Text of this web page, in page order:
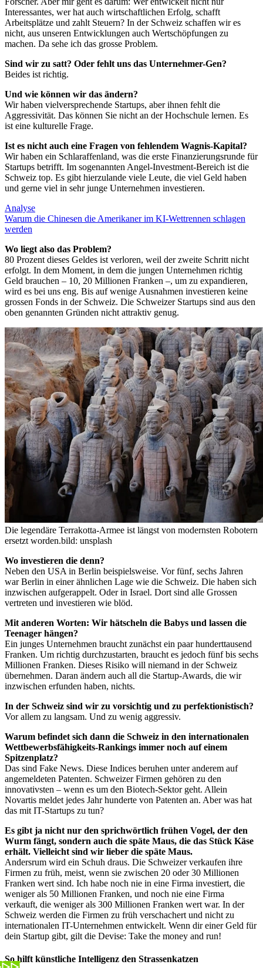
Interessantes, wer hat auch wirtschaftlichen Erfolg, schafft
Arbeitsplätze und zahlt Steuern? In der Schweiz schaffen wir es
nicht, aus unseren Entwicklungen auch Wertschöpfungen zu
machen. Da sehe ich das grosse Problem.
Sind wir zu satt? Oder fehlt uns das Unternehmer-Gen?
Beides ist richtig.
Und wie können wir das ändern?
Wir haben vielversprechende Startups, aber ihnen fehlt die
Aggressivität. Das können Sie nicht an der Hochschule lernen. Es
ist eine kulturelle Frage.
Ist es nicht auch eine Fragen von fehlendem Wagnis-Kapital?
Wir haben ein Schlaraffenland, was die erste Finanzierungsrunde für
Startups betrifft. Im sogenannten Angel-Investment-Bereich ist die
Schweiz top. Es gibt hierzulande viele Leute, die viel Geld haben
und gerne viel in sehr junge Unternehmen investieren.
Analyse
Warum die Chinesen die Amerikaner im KI-Wettrennen schlagen
werden
Wo liegt also das Problem?
80 Prozent dieses Geldes ist verloren, weil der zweite Schritt nicht
erfolgt. In dem Moment, in dem die jungen Unternehmen richtig
Geld brauchen – 10, 20 Millionen Franken –, um zu expandieren,
wird es bei uns eng. Bis auf wenige Ausnahmen investieren keine
grossen Fonds in der Schweiz. Die Schweizer Startups sind aus den
oben genannten Gründen nicht attraktiv genug.
Die legendäre Terrakotta-Armee ist längst von modernsten Robotern
ersetzt worden.bild: unsplash
Wo investieren die denn?
Neben den USA in Berlin beispielsweise. Vor fünf, sechs Jahren
war Berlin in einer ähnlichen Lage wie die Schweiz. Die haben sich
inzwischen aufgerappelt. Oder in Israel. Dort sind alle Grossen
vertreten und investieren wie blöd.
Mit anderen Worten: Wir hätscheln die Babys und lassen die
Teenager hängen?
Ein junges Unternehmen braucht zunächst ein paar hunderttausend
Franken. Um richtig durchzustarten, braucht es jedoch fünf bis sechs
Millionen Franken. Dieses Risiko will niemand in der Schweiz
übernehmen. Daran ändern auch all die Startup-Awards, die wir
inzwischen erfunden haben, nichts.
In der Schweiz sind wir zu vorsichtig und zu perfektionistisch?
Vor allem zu langsam. Und zu wenig aggressiv.
Warum befindet sich dann die Schweiz in den internationalen
Wettbewerbsfähigkeits-Rankings immer noch auf einem
Spitzenplatz?
Das sind Fake News. Diese Indices beruhen unter anderem auf
angemeldeten Patenten. Schweizer Firmen gehören zu den
innovativsten – wenn es um den Biotech-Sektor geht. Allein
Novartis meldet jedes Jahr hunderte von Patenten an. Aber was hat
das mit IT-Startups zu tun?
Es gibt ja nicht nur den sprichwörtlich frühen Vogel, der den
Wurm fängt, sondern auch die späte Maus, die das Stück Käse
erhält. Vielleicht sind wir lieber die späte Maus.
Andersrum wird ein Schuh draus. Die Schweizer verkaufen ihre
Firmen zu früh, meist, wenn sie zwischen 20 oder 30 Millionen
Franken wert sind. Ich habe noch nie in eine Firma investiert, die
weniger als 50 Millionen Franken, und noch nie eine Firma
verkauft, die weniger als 300 Millionen Franken wert war. In der
Schweiz werden die Firmen zu früh verschachert und nicht zu
internationalen IT-Unternehmen entwickelt. Wenn dir einer Geld für
dein Startup gibt, gilt die Devise: Take the money and run!
So hilft künstliche Intelligenz den Strassenkatzen